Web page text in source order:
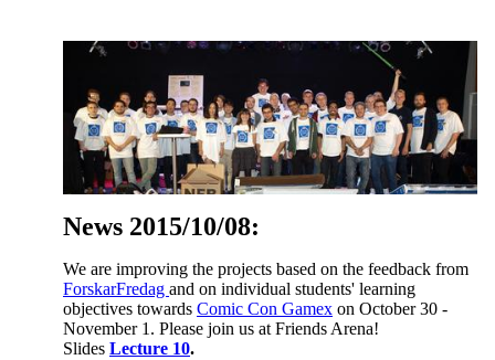
News 2015/10/08:
We are improving the projects based on the feedback from
ForskarFredag and on individual students' learning
objectives towards Comic Con Gamex on October 30 -
November 1. Please join us at Friends Arena!
Slides Lecture 10.